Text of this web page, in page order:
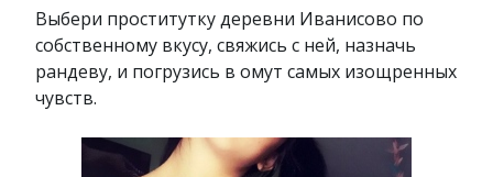
Выбери проститутку деревни Иванисово по
собственному вкусу, свяжись с ней, назначь
рандеву, и погрузись в омут самых изощренных
чувств.